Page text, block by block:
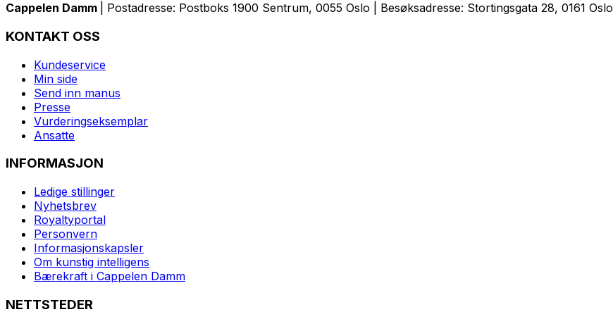
Cappelen Damm | Postadresse: Postboks 1900 Sentrum, 0055 Oslo | Besøksadresse: Stortingsgata 28, 0161 Oslo
KONTAKT OSS
Kundeservice
Min side
Send inn manus
Presse
Vurderingseksemplar
Ansatte
INFORMASJON
Ledige stillinger
Nyhetsbrev
Royaltyportal
Personvern
Informasjonskapsler
Om kunstig intelligens
Bærekraft i Cappelen Damm
NETTSTEDER